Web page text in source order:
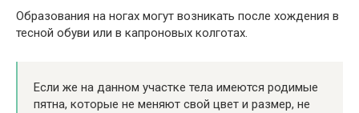
Образования на ногах могут возникать после хождения в
тесной обуви или в капроновых колготах.
Если же на данном участке тела имеются родимые
пятна, которые не меняют свой цвет и размер, не